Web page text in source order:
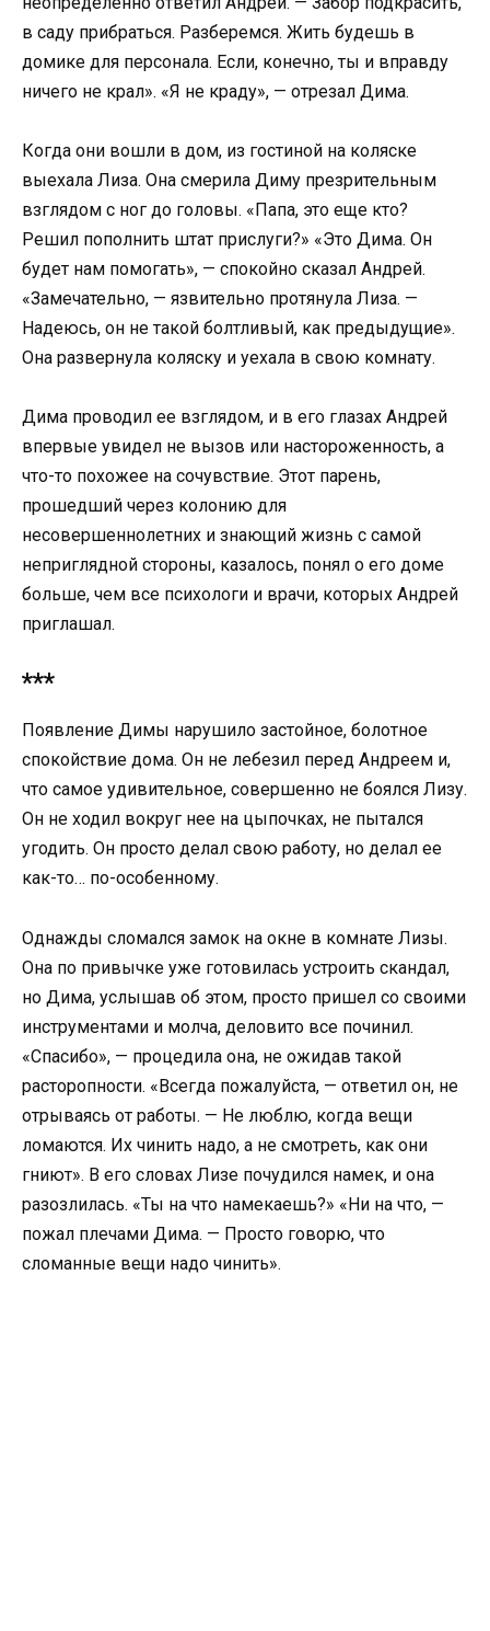
в саду прибраться. Разберемся. Жить будешь в
домике для персонала. Если, конечно, ты и вправду
ничего не крал». «Я не краду», — отрезал Дима.
Когда они вошли в дом, из гостиной на коляске
выехала Лиза. Она смерила Диму презрительным
взглядом с ног до головы. «Папа, это еще кто?
Решил пополнить штат прислуги?» «Это Дима. Он
будет нам помогать», — спокойно сказал Андрей.
«Замечательно, — язвительно протянула Лиза. —
Надеюсь, он не такой болтливый, как предыдущие».
Она развернула коляску и уехала в свою комнату.
Дима проводил ее взглядом, и в его глазах Андрей
впервые увидел не вызов или настороженность, а
что-то похожее на сочувствие. Этот парень,
прошедший через колонию для
несовершеннолетних и знающий жизнь с самой
неприглядной стороны, казалось, понял о его доме
больше, чем все психологи и врачи, которых Андрей
приглашал.
***
Появление Димы нарушило застойное, болотное
спокойствие дома. Он не лебезил перед Андреем и,
что самое удивительное, совершенно не боялся Лизу.
Он не ходил вокруг нее на цыпочках, не пытался
угодить. Он просто делал свою работу, но делал ее
как-то… по-особенному.
Однажды сломался замок на окне в комнате Лизы.
Она по привычке уже готовилась устроить скандал,
но Дима, услышав об этом, просто пришел со своими
инструментами и молча, деловито все починил.
«Спасибо», — процедила она, не ожидав такой
расторопности. «Всегда пожалуйста, — ответил он, не
отрываясь от работы. — Не люблю, когда вещи
ломаются. Их чинить надо, а не смотреть, как они
гниют». В его словах Лизе почудился намек, и она
разозлилась. «Ты на что намекаешь?» «Ни на что, —
пожал плечами Дима. — Просто говорю, что
сломанные вещи надо чинить».